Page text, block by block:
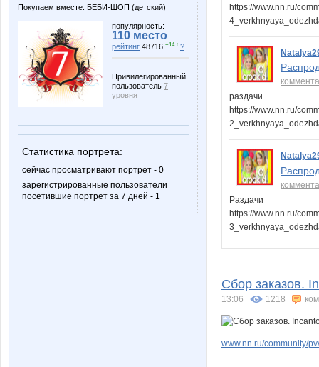
Покупаем вместе: БЕБИ-ШОП (детский)
популярность:
110 место
рейтинг 48716 +14 ↑ ?
Привилегированный
пользователь 7
уровня
Статистика портрета:
сейчас просматривают портрет - 0
зарегистрированные пользователи
посетившие портрет за 7 дней - 1
https://www.nn.ru/
раздачи
https://www.nn.ru/
Раздачи
https://www.nn.ru/
Сбор заказов.
13:06 1218
www.nn.ru/community/